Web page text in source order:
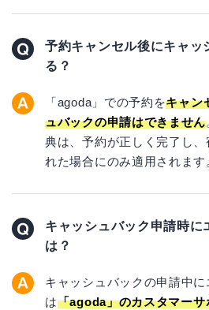
予約キャンセル後にキャッ
る？
「agoda」での予約をキャン
ュバックの申請はできません
典は、予約が正しく完了し
れた場合にのみ適用されます
キャッシュバック申請時に
は？
キャッシュバックの申請中
は「agoda」のカスタマーサ